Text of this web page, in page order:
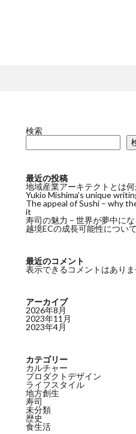
検索
最近の投稿
地域産業アーキテクトとは
Yukio Mishima’s unique
The appeal of Sushi – why
it
寿司の魅力 – 世界が夢中に
越境ECの成長可能性について
最近のコメント
表示できるコメントはありま
アーカイブ
2026年8月
2023年11月
2023年4月
カテゴリー
カルチャー
プロダクトデザイン
ライフスタイル
地方創生
寿司
未分類
歴史
食生活